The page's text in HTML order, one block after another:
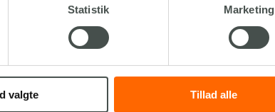
Statistik Marketing
valgte Tillad alle